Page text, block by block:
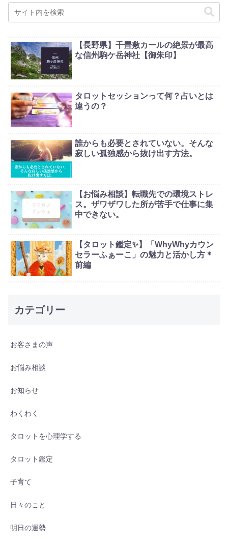
【長野県】千畳敷カールの絶景が最高
な信州駒ケ岳神社【御朱印】
タロットセッションって何？占いとは
違うの？
誰からも必要とされていない。そんな
寂しい孤独感から抜け出す方法。
【お悩み相談】転職先での環境ストレ
ス。ザワザワした所が苦手で仕事に集
中できない。
【タロット鑑定✨】「WhyWhyカウン
セラーふぁーこ」の魅力と活かし方＊
前編
カテゴリー
お客さまの声
お悩み相談
お知らせ
わくわく
タロットを心理学する
タロット鑑定
子育て
日々のこと
明日の運勢